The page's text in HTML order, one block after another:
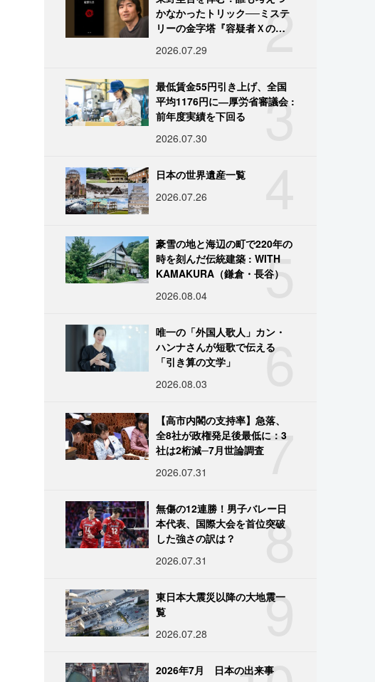
2
かなかったトリック──ミステ
リーの金字塔『容疑者Ｘの献
2026.07.29
3
最低賃金55円引き上げ、全国
平均1176円に―厚労省審議会 :
前年度実績を下回る
2026.07.30
日本の世界遺産一覧
2026.07.26
5
豪雪の地と海辺の町で220年の
時を刻んだ伝統建築 : WITH
KAMAKURA（鎌倉・長谷）
2026.08.04
6
唯一の「外国人歌人」カン・
ハンナさんが短歌で伝える
「引き算の文学」
2026.08.03
7
【高市内閣の支持率】急落、
全8社が政権発足後最低に：3
社は2桁減─7月世論調査
2026.07.31
8
無傷の12連勝！男子バレー日
本代表、国際大会を首位突破
した強さの訳は？
2026.07.31
9
東日本大震災以降の大地震一
覧
2026.07.28
2026年7月 日本の出来事